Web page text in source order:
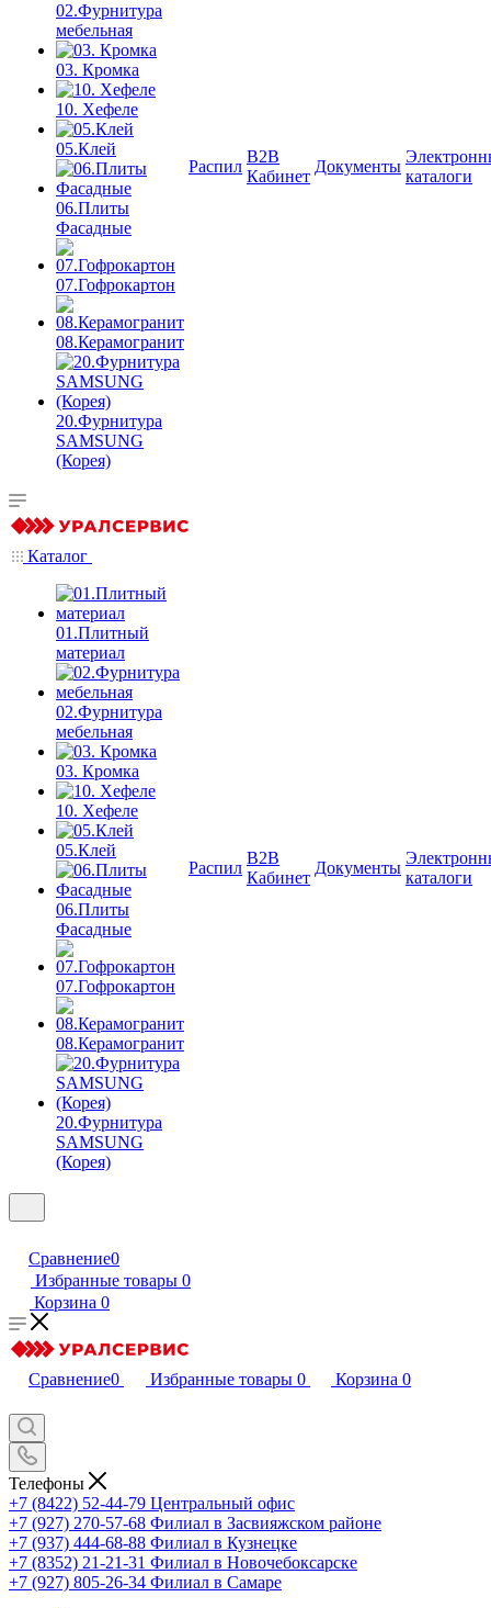
02.Фурнитура
мебельная
03. Кромка
10. Хефеле
05.Клей
06.Плиты
Фасадные
07.Гофрокартон
08.Керамогранит
20.Фурнитура
SAMSUNG
(Корея)
Распил
B2B
Кабинет
Документы
каталоги
Каталог
01.Плитный
материал
02.Фурнитура
мебельная
03. Кромка
10. Хефеле
05.Клей
06.Плиты
Фасадные
07.Гофрокартон
08.Керамогранит
20.Фурнитура
SAMSUNG
(Корея)
Распил
B2B
Кабинет
Документы
каталоги
Сравнение0
Избранные товары 0
Корзина 0
Сравнение0 Избранные товары 0 Корзина 0
Телефоны
+7 (8422) 52-44-79 Центральный офис
+7 (927) 270-57-68 Филиал в Засвияжском районе
+7 (937) 444-68-88 Филиал в Кузнецке
+7 (8352) 21-21-31 Филиал в Новочебоксарске
+7 (927) 805-26-34 Филиал в Самаре